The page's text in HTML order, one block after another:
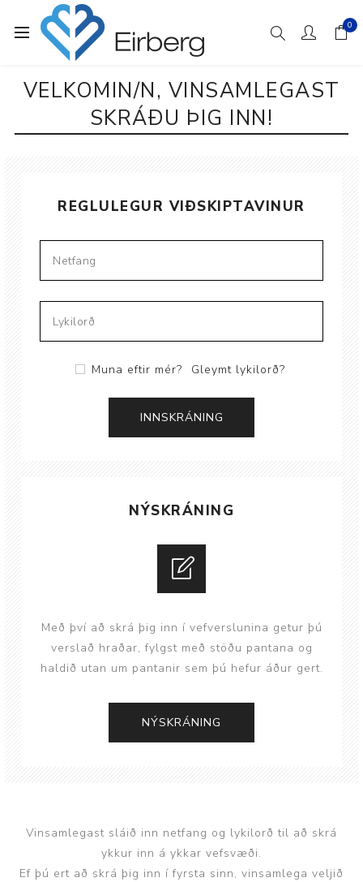
0
VELKOMIN/N, VINSAMLEGAST
SKRÁÐU ÞIG INN!
REGLULEGUR VIÐSKIPTAVINUR
Muna eftir mér? Gleymt lykilorð?
NÝSKRÁNING
Með því að skrá þig inn í vefverslunina getur þú
verslað hraðar, fylgst með stöðu pantana og
haldið utan um pantanir sem þú hefur áður gert.
Vinsamlegast sláið inn netfang og lykilorð til að skrá
ykkur inn á ykkar vefsvæði.
Ef þú ert að skrá þig inn í fyrsta sinn, vinsamlega veljið